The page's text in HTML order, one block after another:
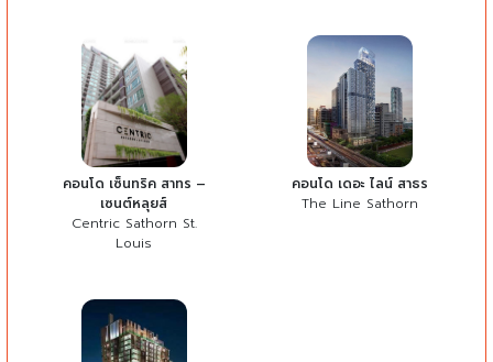
คอนโด เซ็นทริค สาทร –
เซนต์หลุยส์
Centric Sathorn St.
Louis
คอนโด เดอะ ไลน์ สาธร
The Line Sathorn